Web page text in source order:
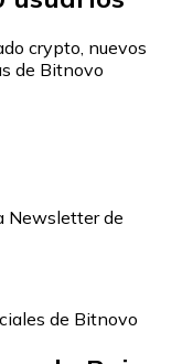
crypto, nuevos
de Bitnovo
Newsletter de
de Bitnovo